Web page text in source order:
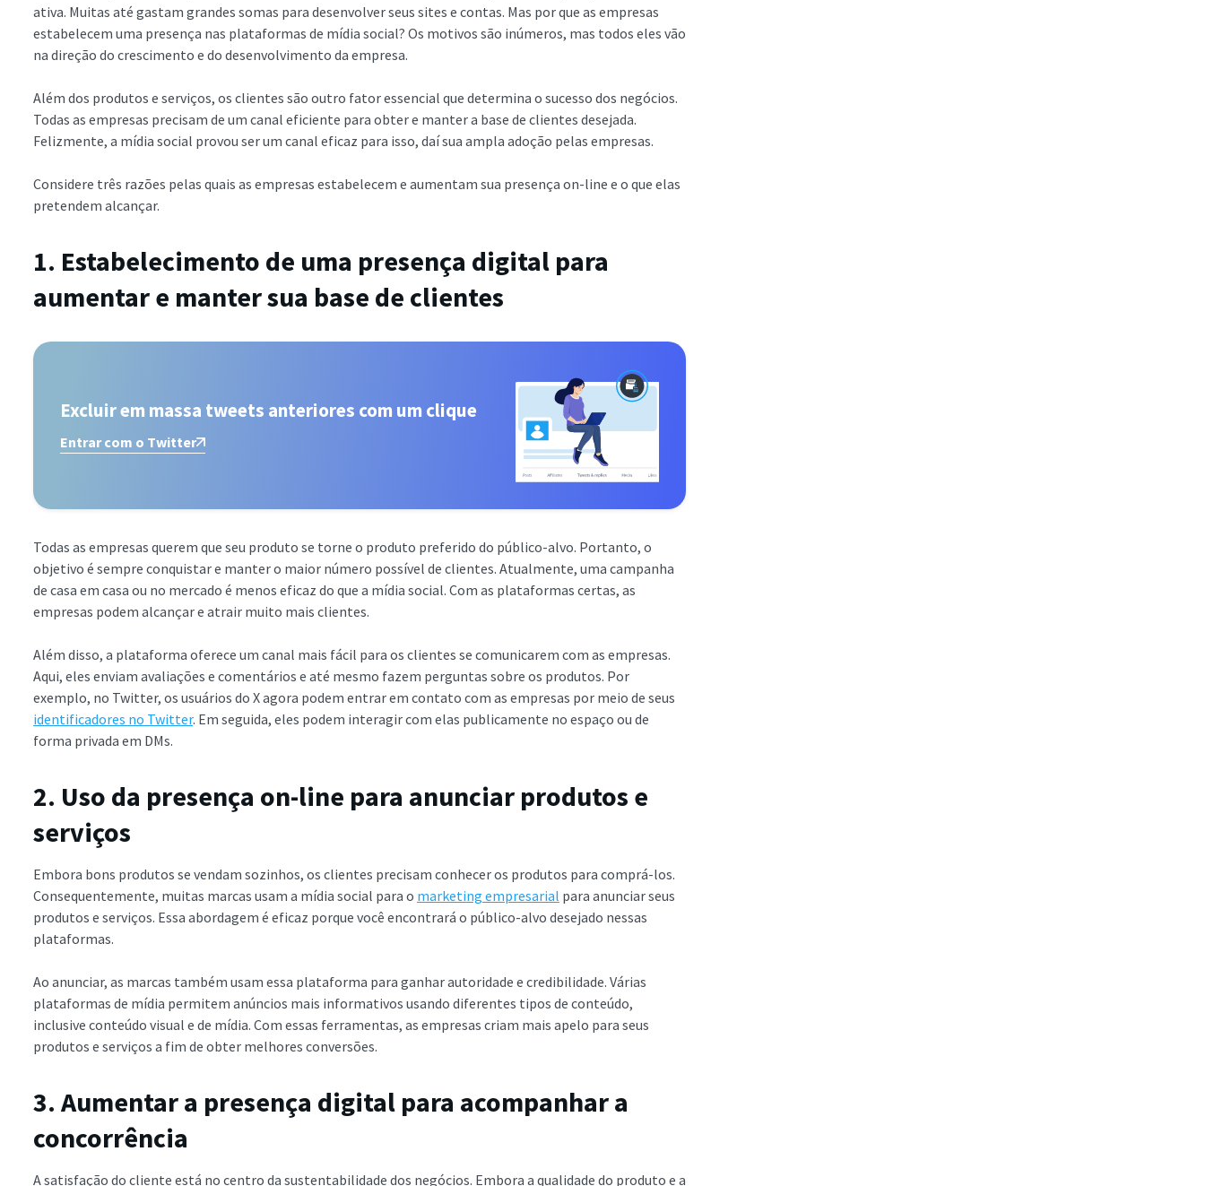
ativa. Muitas até gastam grandes somas para desenvolver seus sites e contas. Mas por que as empresas
estabelecem uma presença nas plataformas de mídia social? Os motivos são inúmeros, mas todos eles vão
na direção do crescimento e do desenvolvimento da empresa.
Além dos produtos e serviços, os clientes são outro fator essencial que determina o sucesso dos negócios.
Todas as empresas precisam de um canal eficiente para obter e manter a base de clientes desejada.
Felizmente, a mídia social provou ser um canal eficaz para isso, daí sua ampla adoção pelas empresas.
Considere três razões pelas quais as empresas estabelecem e aumentam sua presença on-line e o que elas
pretendem alcançar.
1. Estabelecimento de uma presença digital para
aumentar e manter sua base de clientes
Excluir em massa tweets anteriores com um clique
Entrar com o Twitter
Todas as empresas querem que seu produto se torne o produto preferido do público-alvo. Portanto, o
objetivo é sempre conquistar e manter o maior número possível de clientes. Atualmente, uma campanha
de casa em casa ou no mercado é menos eficaz do que a mídia social. Com as plataformas certas, as
empresas podem alcançar e atrair muito mais clientes.
Além disso, a plataforma oferece um canal mais fácil para os clientes se comunicarem com as empresas.
Aqui, eles enviam avaliações e comentários e até mesmo fazem perguntas sobre os produtos. Por
exemplo, no Twitter, os usuários do X agora podem entrar em contato com as empresas por meio de seus
identificadores no Twitter. Em seguida, eles podem interagir com elas publicamente no espaço ou de
forma privada em DMs.
2. Uso da presença on-line para anunciar produtos e
serviços
Embora bons produtos se vendam sozinhos, os clientes precisam conhecer os produtos para comprá-los.
Consequentemente, muitas marcas usam a mídia social para o marketing empresarial para anunciar seus
produtos e serviços. Essa abordagem é eficaz porque você encontrará o público-alvo desejado nessas
plataformas.
Ao anunciar, as marcas também usam essa plataforma para ganhar autoridade e credibilidade. Várias
plataformas de mídia permitem anúncios mais informativos usando diferentes tipos de conteúdo,
inclusive conteúdo visual e de mídia. Com essas ferramentas, as empresas criam mais apelo para seus
produtos e serviços a fim de obter melhores conversões.
3. Aumentar a presença digital para acompanhar a
concorrência
A satisfação do cliente está no centro da sustentabilidade dos negócios. Embora a qualidade do produto e a